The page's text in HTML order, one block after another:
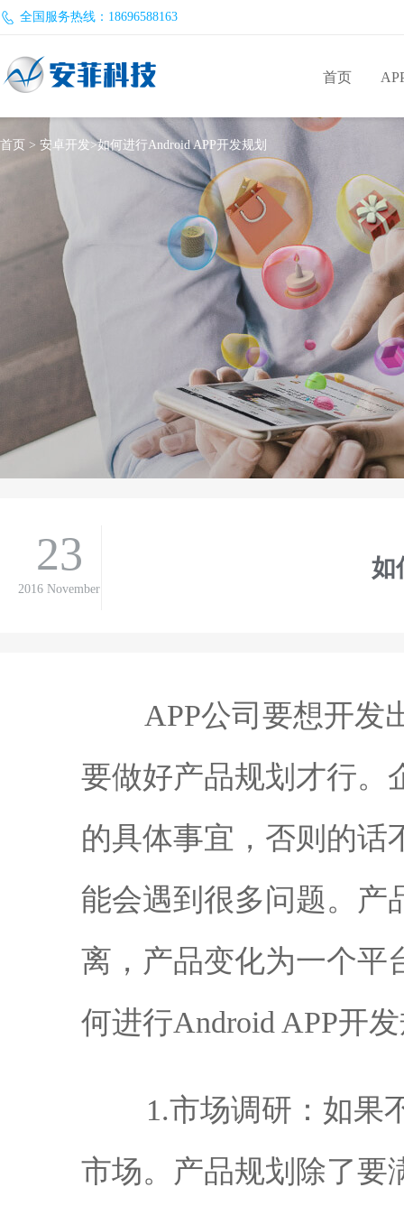
全国服务热线：18696588163
首页
首页 > 安卓开发>如何进行Android APP开发规划
23
2016 November
如
APP公司要想开发出
要做好产品规划才行。
的具体事宜，否则的话
能会遇到很多问题。产
离，产品变化为一个平
何进行Android APP开
1.市场调研：如果
市场。产品规划除了要